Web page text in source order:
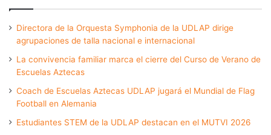
Directora de la Orquesta Symphonia de la UDLAP dirige
agrupaciones de talla nacional e internacional
La convivencia familiar marca el cierre del Curso de Verano de
Escuelas Aztecas
Coach de Escuelas Aztecas UDLAP jugará el Mundial de Flag
Football en Alemania
Estudiantes STEM de la UDLAP destacan en el MUTVI 2026